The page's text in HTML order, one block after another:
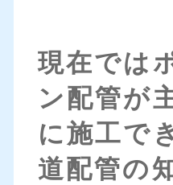
現在では
ン配管が
に施工で
道配管の